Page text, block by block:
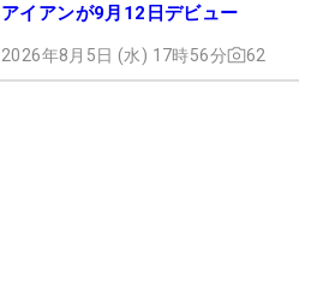
アイアンが9月12日デビュー
2026年8月5日 (水) 17時56分 62